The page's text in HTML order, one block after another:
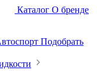
Каталог О бренде
Подобрать